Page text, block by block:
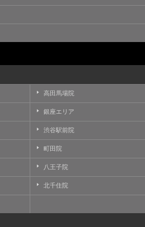
高田馬場院
銀座エリア
渋谷駅前院
町田院
八王子院
北千住院